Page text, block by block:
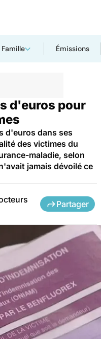
Famille Émissions
d'euros pour
d'euros dans ses
des victimes du
maladie, selon
jamais dévoilé ce
Partager